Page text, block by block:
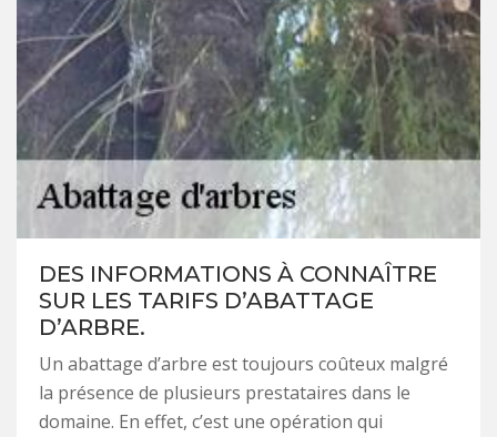
DES INFORMATIONS À CONNAÎTRE
SUR LES TARIFS D’ABATTAGE
D’ARBRE.
Un abattage d’arbre est toujours coûteux malgré
la présence de plusieurs prestataires dans le
domaine. En effet, c’est une opération qui